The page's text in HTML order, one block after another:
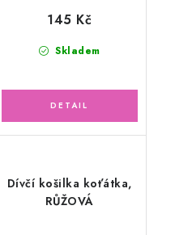
Skladem
145 Kč
Dívčí košilka koťátka,
RŮŽOVÁ